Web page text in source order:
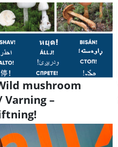
mushroom
Varning –